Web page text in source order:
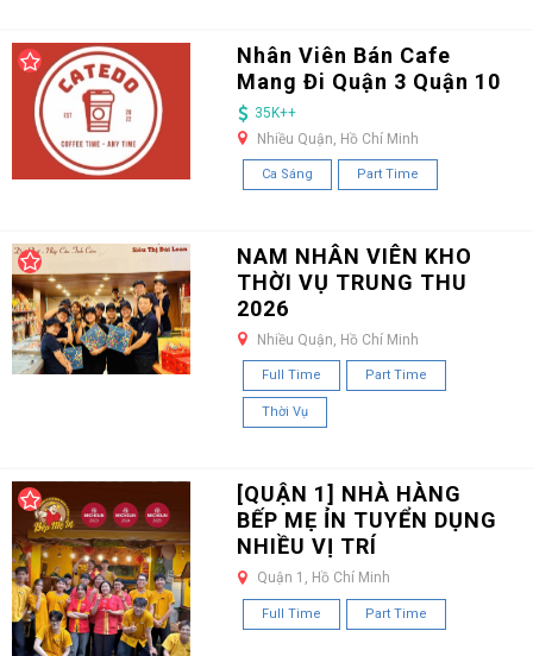
Nhân Viên Bán Cafe
Mang Đi Quận 3 Quận 10
35K++
Nhiều Quận, Hồ Chí Minh
Ca Sáng Part Time
NAM NHÂN VIÊN KHO
THỜI VỤ TRUNG THU
2026
Nhiều Quận, Hồ Chí Minh
Full Time Part Time
Thời Vụ
[QUẬN 1] NHÀ HÀNG
BẾP MẸ ỈN TUYỂN DỤNG
NHIỀU VỊ TRÍ
Quận 1, Hồ Chí Minh
Full Time Part Time